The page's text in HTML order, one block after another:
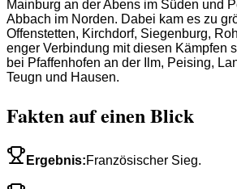
Mainburg an der Abens im Süden und
Abbach im Norden. Dabei kam es zu
Offenstetten, Kirchdorf, Siegenburg,
enger Verbindung mit diesen Kämpfen
bei Pfaffenhofen an der Ilm, Peising,
Teugn und Hausen.
Fakten auf einen Blick
Ergebnis:Französischer Sieg.